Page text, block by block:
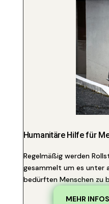
Humanitäre Hilfe für
Regelmäßig werden
gesammelt um es unter
bedürften Menschen zu
MEHR